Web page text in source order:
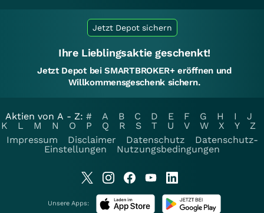
Jetzt Depot sichern
Ihre Lieblingsaktie geschenkt!
Jetzt Depot bei SMARTBROKER+ eröffnen und
Willkommensgeschenk sichern.
Aktien von A - Z: # A B C D E F G H I
J
K
L M N O P Q R S T U V W X Y
Z
Impressum
Disclaimer Datenschutz
Datenschutz-
Einstellungen
Nutzungsbedingungen
Unsere Apps: